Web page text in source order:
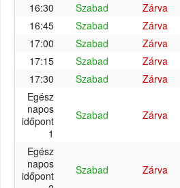
16:30 Szabad Zárva
16:45
Szabad Zárva
17:00
Szabad Zárva
17:15
Szabad Zárva
17:30
Szabad Zárva
Egész
napos
időpont
1
Szabad Zárva
Egész
napos
időpont
Szabad Zárva